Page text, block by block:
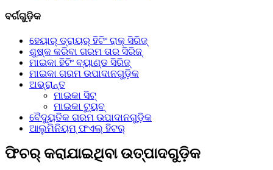
ବର୍ଗଗୁଡ଼ିକ
ହେୟାର୍ ଡ୍ରାୟର୍ ହିଟିଂ ରାକ୍ ସିରିଜ୍
ଶୁଷ୍କ କରିବା ଗରମ ତାର ସିରିଜ୍
ମାଇକା ହିଟିଂ ବ୍ୟାଣ୍ଡ ସିରିଜ୍
ମାଇକା ଗରମ ଉପାଦାନଗୁଡ଼ିକ
ଅଭ୍ରାନ୍ତ
ମାଇକା ସିଟ୍
ମାଇକା ଟ୍ୟୁବ୍
ବୈଦ୍ୟୁତିକ ଗରମ ଉପାଦାନଗୁଡ଼ିକ
ଆଲୁମିନିୟମ୍ ଫଏଲ୍ ହିଟର୍
ଫିଚର୍ କରାଯାଇଥିବା ଉତ୍ପାଦଗୁଡ଼ିକ